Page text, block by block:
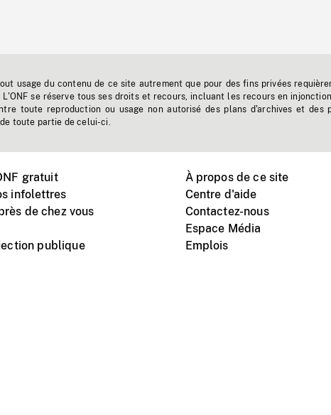
usage du contenu de ce site autrement que pour des fins privées
se réserve tous ses droits et recours, incluant les recours en
toute reproduction ou usage non autorisé des plans d'archives et des
toute partie de celui-ci.
gratuit
infolettres
de chez vous
publique
À propos de ce site
Centre d'aide
Contactez-nous
Espace Média
Emplois